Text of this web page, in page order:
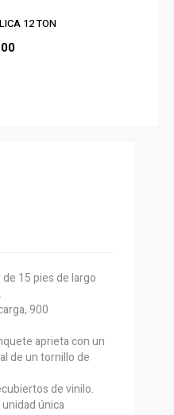
12 TON
15 pies de largo
900
aprieta con un
de un tornillo de
de vinilo.
única